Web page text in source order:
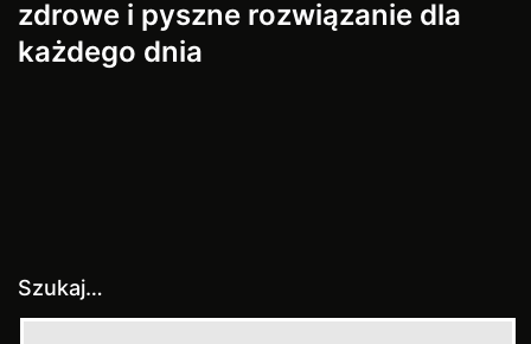
zdrowe i pyszne rozwiązanie dla
każdego dnia
Szukaj…